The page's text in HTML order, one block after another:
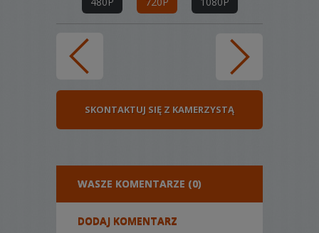
SKONTAKTUJ SIĘ Z KAMERZYSTĄ
WASZE KOMENTARZE (0)
DODAJ KOMENTARZ